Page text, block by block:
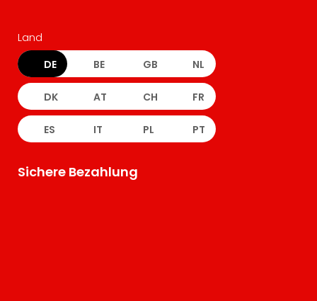
Land
DE BE GB NL
DK AT CH FR
ES IT PL PT
Sichere Bezahlung